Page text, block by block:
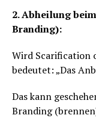
2. Abheilung
Branding):
Wird Scarification
bedeutet: „Das
Das kann
Branding